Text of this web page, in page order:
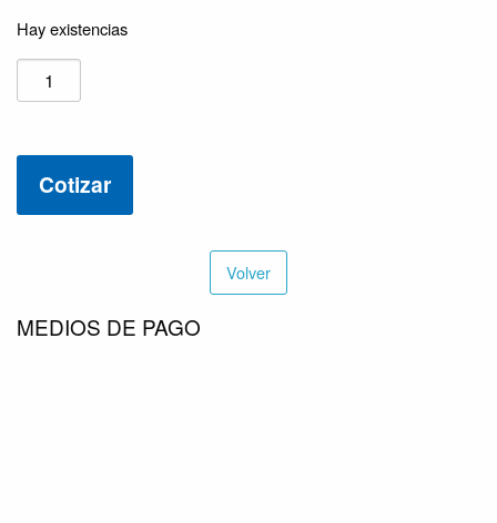
Hay existencias
VALVULA
VENTOSA
AUTOMATICA
AIRE
3/4″
Cotizar
Volver
MEDIOS DE PAGO